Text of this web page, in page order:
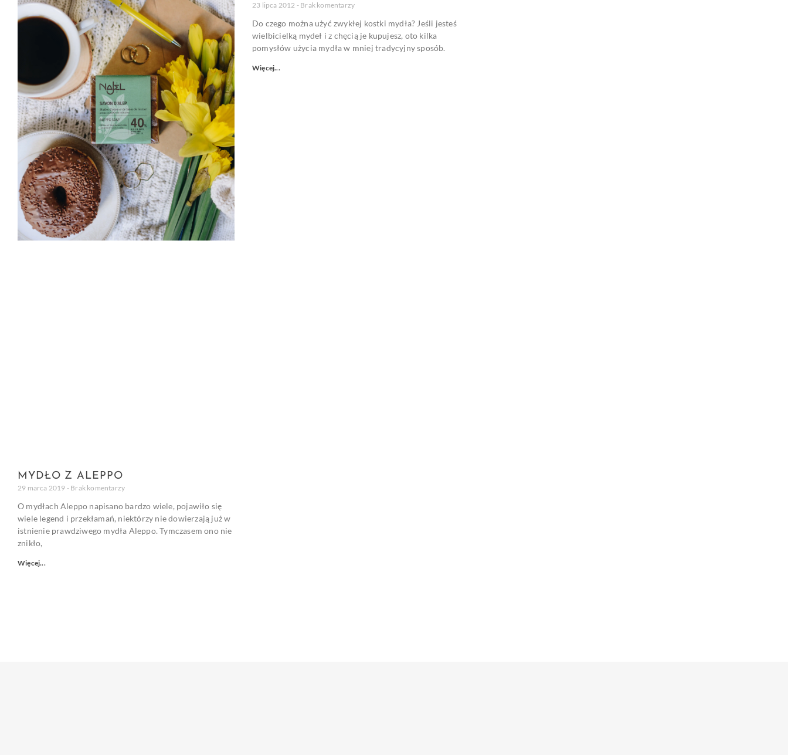
MYDŁO Z ALEPPO
29 marca 2019 Brak komentarzy
O mydłach Aleppo napisano bardzo wiele, pojawiło się
wiele legend i przekłamań, niektórzy nie dowierzają już w
istnienie prawdziwego mydła Aleppo. Tymczasem ono nie
znikło,
Więcej...
23 lipca 2012 Brak komentarzy
Do czego można użyć zwykłej kostki mydła? Jeśli jesteś
wielbicielką mydeł i z chęcią je kupujesz, oto kilka
pomysłów użycia mydła w mniej tradycyjny sposób.
Więcej...